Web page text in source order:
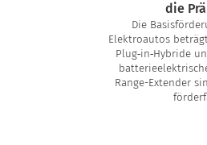
die
Die
Elektroautos
Plug‑in‑Hybride
Range-Extender